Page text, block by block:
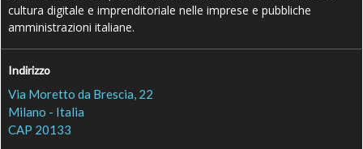
cultura digitale e imprenditoriale nelle imprese e pubbliche
amministrazioni italiane.
Indirizzo
Via Moretto da Brescia, 22
Milano - Italia
CAP 20133